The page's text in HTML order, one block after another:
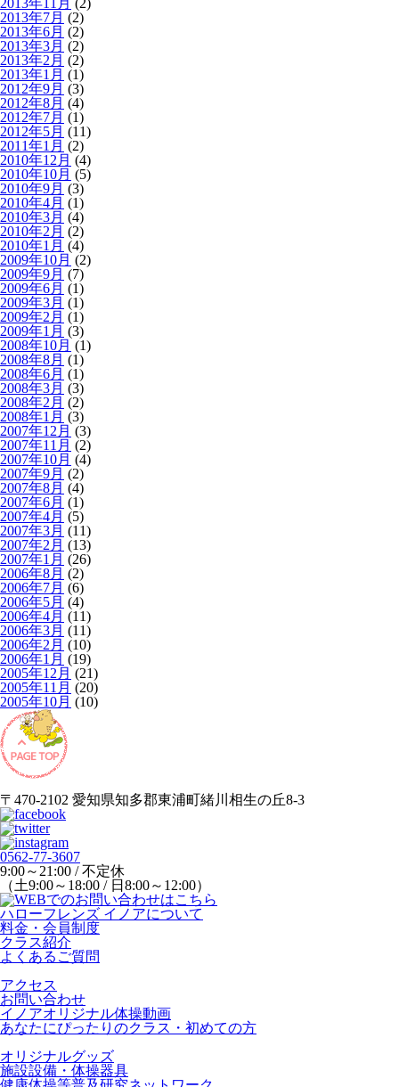
2013年11月 (2)
2013年7月 (2)
2013年6月 (2)
2013年3月 (2)
2013年2月 (2)
2013年1月 (1)
2012年9月 (3)
2012年8月 (4)
2012年7月 (1)
2012年5月 (11)
2011年1月 (2)
2010年12月 (4)
2010年10月 (5)
2010年9月 (3)
2010年4月 (1)
2010年3月 (4)
2010年2月 (2)
2010年1月 (4)
2009年10月 (2)
2009年9月 (7)
2009年6月 (1)
2009年3月 (1)
2009年2月 (1)
2009年1月 (3)
2008年10月 (1)
2008年8月 (1)
2008年6月 (1)
2008年3月 (3)
2008年2月 (2)
2008年1月 (3)
2007年12月 (3)
2007年11月 (2)
2007年10月 (4)
2007年9月 (2)
2007年8月 (4)
2007年6月 (1)
2007年4月 (5)
2007年3月 (11)
2007年2月 (13)
2007年1月 (26)
2006年8月 (2)
2006年7月 (6)
2006年5月 (4)
2006年4月 (11)
2006年3月 (11)
2006年2月 (10)
2006年1月 (19)
2005年12月 (21)
2005年11月 (20)
2005年10月 (10)
〒470-2102 愛知県知多郡東浦町緒川相生の丘8-3
0562-77-3607
9:00～21:00 / 不定休
（土9:00～18:00 / 日8:00～12:00）
ハローフレンズ イノアについて
料金・会員制度
クラス紹介
よくあるご質問
アクセス
お問い合わせ
イノアオリジナル体操動画
あなたにぴったりのクラス・初めての方
オリジナルグッズ
施設設備・体操器具